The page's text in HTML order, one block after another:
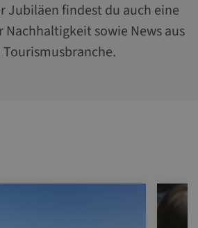
Jubiläen findest du auch eine
sowie News aus
tab key